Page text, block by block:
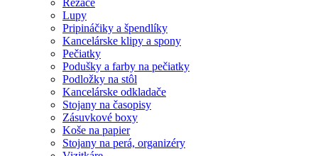
Rezače
Lupy
Pripináčiky a špendlíky
Kancelárske klipy a spony
Pečiatky
Podušky a farby na pečiatky
Podložky na stôl
Kancelárske odkladače
Stojany na časopisy
Zásuvkové boxy
Koše na papier
Stojany na perá, organizéry